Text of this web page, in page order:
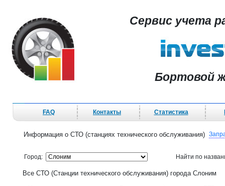
Сервис учета
Бортовой
FAQ Контакты Статистика
Информация о СТО (станциях технического обслуживания)
Город: Найти по
Все СТО (Станции технического обслуживания) города Слоним